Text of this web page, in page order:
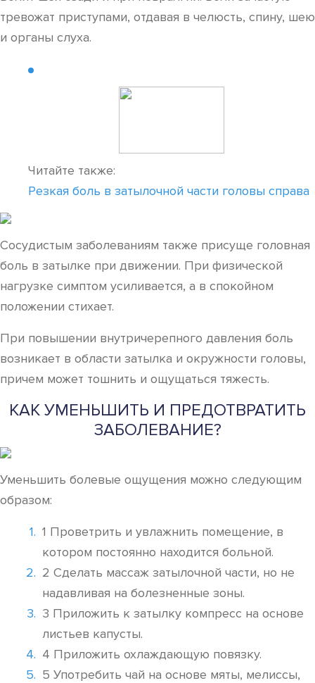
тревожат приступами, отдавая в челюсть, спину, шею
и органы слуха.
Читайте также:
Резкая боль в затылочной части головы справа
Сосудистым заболеваниям также присуще головная
боль в затылке при движении. При физической
нагрузке симптом усиливается, а в спокойном
положении стихает.
При повышении внутричерепного давления боль
возникает в области затылка и окружности головы,
причем может тошнить и ощущаться тяжесть.
КАК УМЕНЬШИТЬ И ПРЕДОТВРАТИТЬ
ЗАБОЛЕВАНИЕ?
Уменьшить болевые ощущения можно следующим
образом:
1 Проветрить и увлажнить помещение, в
котором постоянно находится больной.
2 Сделать массаж затылочной части, но не
надавливая на болезненные зоны.
3 Приложить к затылку компресс на основе
листьев капусты.
4 Приложить охлаждающую повязку.
5 Употребить чай на основе мяты, мелиссы,